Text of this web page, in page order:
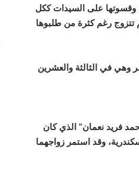
وقسوتها على السيدات ككل
تتزوج رغم كثرة من طلبوها
في الثالثة والعشرين
فريد نعمان” الذي كان
وقد استمر زواجهما